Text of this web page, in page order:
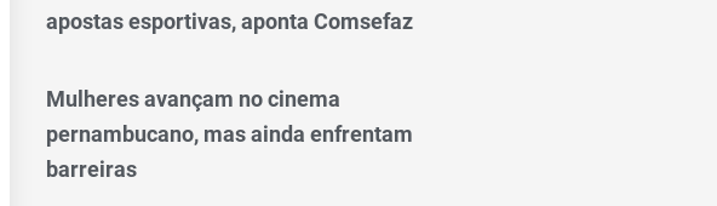
apostas esportivas, aponta Comsefaz
Mulheres avançam no cinema
pernambucano, mas ainda enfrentam
barreiras